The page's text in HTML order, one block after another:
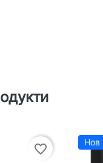
favorite_border Нов